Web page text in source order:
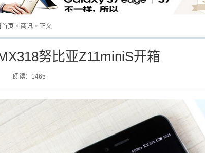
首页 > 商讯 > 正文
努比亚Z11miniS开箱
阅读：1465